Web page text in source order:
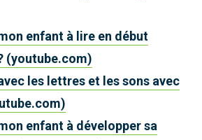
enfant à lire en début
(youtube.com)
les lettres et les sons avec
enfant à développer sa